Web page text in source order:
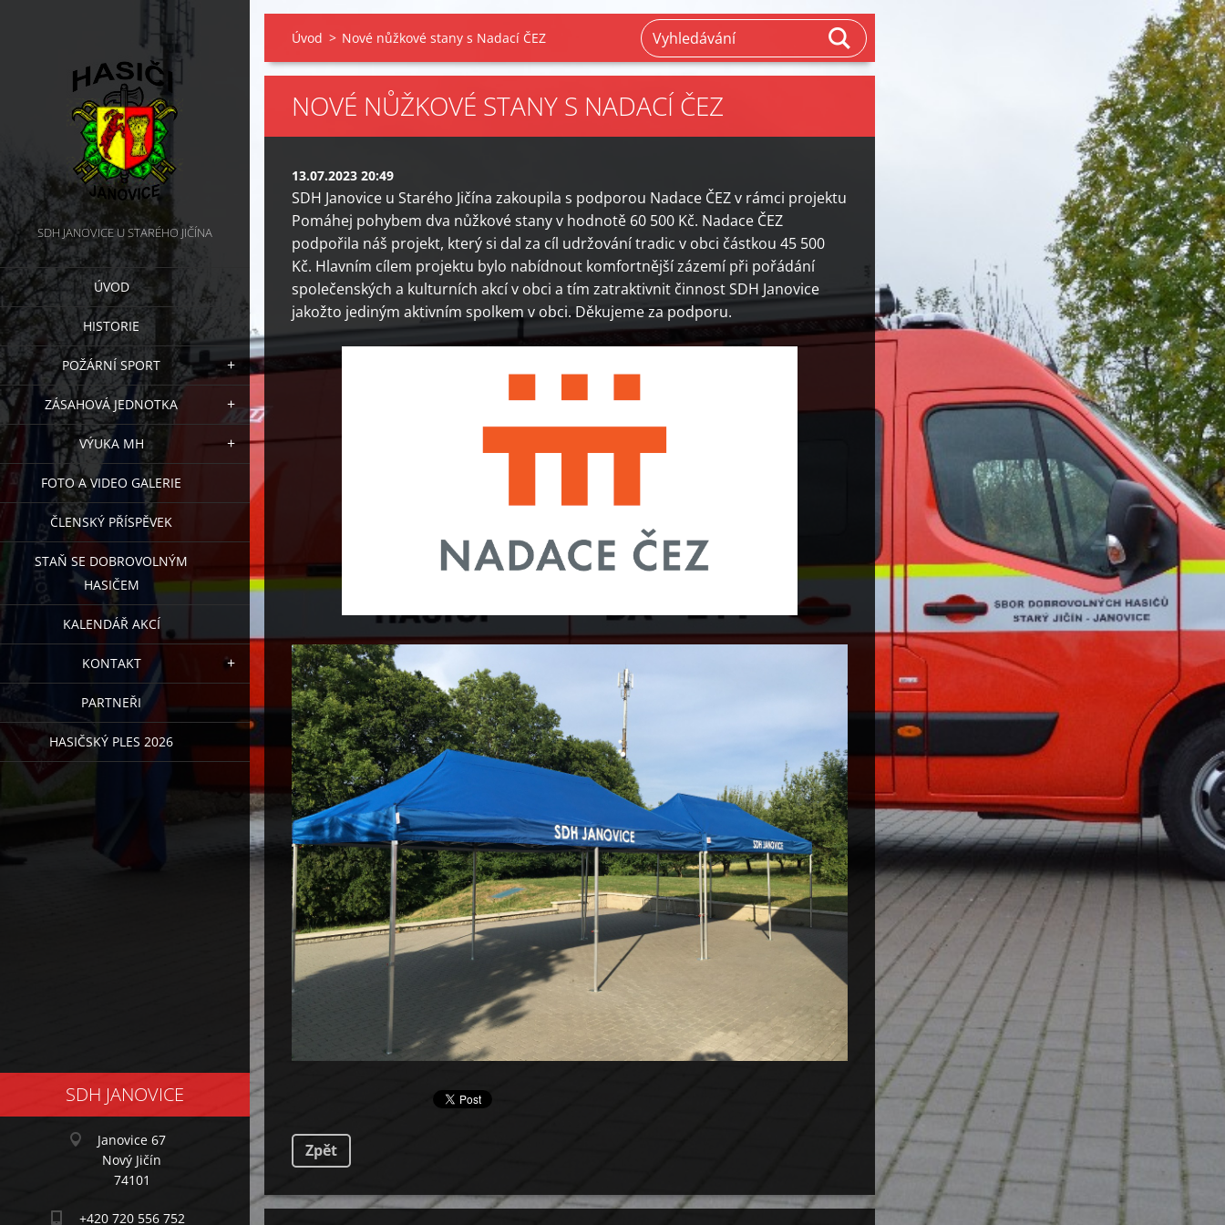
SDH JANOVICE U STARÉHO JIČÍNA
ÚVOD
HISTORIE
POŽÁRNÍ SPORT
ZÁSAHOVÁ JEDNOTKA
VÝUKA MH
FOTO A VIDEO GALERIE
ČLENSKÝ PŘÍSPĚVEK
STAŇ SE DOBROVOLNÝM
HASIČEM
KALENDÁŘ AKCÍ
KONTAKT
PARTNEŘI
HASIČSKÝ PLES 2026
SDH JANOVICE
Janovice 67
Nový Jičín
74101
+420 720 556 752
Úvod > Nové nůžkové stany s Nadací ČEZ
NOVÉ NŮŽKOVÉ STANY S NADACÍ ČEZ
13.07.2023 20:49
SDH Janovice u Starého Jičína zakoupila s podporou Nadace ČEZ v rámci projektu
Pomáhej pohybem dva nůžkové stany v hodnotě 60 500 Kč. Nadace ČEZ
podpořila náš projekt, který si dal za cíl udržování tradic v obci částkou 45 500
Kč. Hlavním cílem projektu bylo nabídnout komfortnější zázemí při pořádání
společenských a kulturních akcí v obci a tím zatraktivnit činnost SDH Janovice
jakožto jediným aktivním spolkem v obci. Děkujeme za podporu.
Zpět